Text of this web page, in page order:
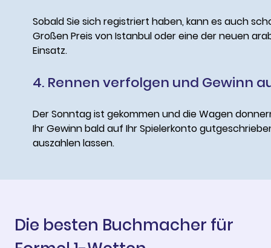
Sobald Sie sich registriert haben, kann es auch
Großen Preis von Istanbul oder eine der neuen
Einsatz.
4. Rennen verfolgen und Gewinn
Der Sonntag ist gekommen und die Wagen
Ihr Gewinn bald auf Ihr Spielerkonto
auszahlen lassen.
Die besten Buchmacher für